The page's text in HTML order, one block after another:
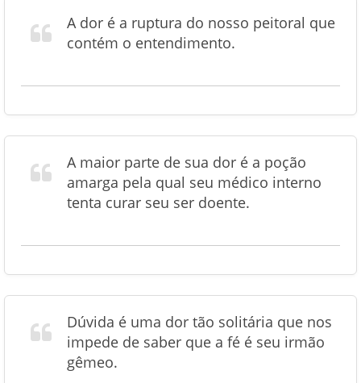
A dor é a ruptura do nosso peitoral que
contém o entendimento.
A maior parte de sua dor é a poção
amarga pela qual seu médico interno
tenta curar seu ser doente.
Dúvida é uma dor tão solitária que nos
impede de saber que a fé é seu irmão
gêmeo.